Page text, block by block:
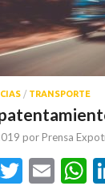
/ TRANSPORTE
por Prensa
Twitter